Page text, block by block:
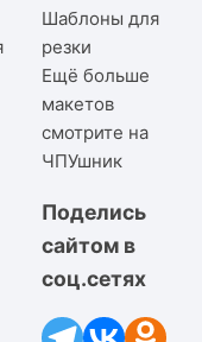
Шаблоны для
резки
Ещё больше
макетов
смотрите на
ЧПУшник
Поделись
сайтом в
соц.сетях